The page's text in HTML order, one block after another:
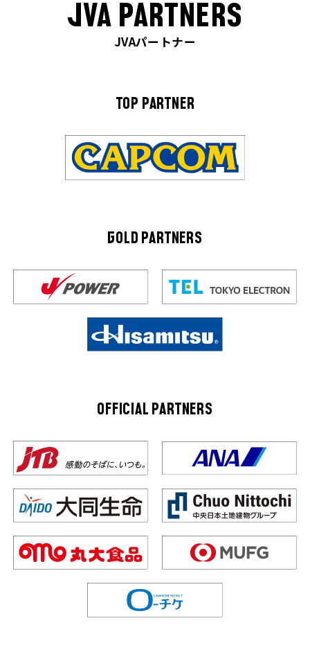
JVA PARTNERS
JVAパートナー
TOP PARTNER
GOLD PARTNERS
OFFICIAL PARTNERS